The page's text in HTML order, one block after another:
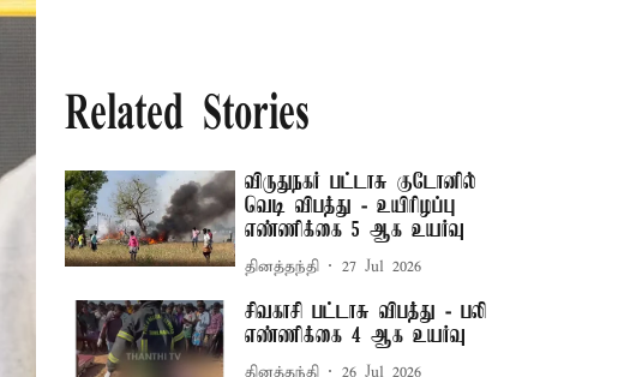
Related Stories
விருதுநகர் பட்டாசு குடோனில்
வெடி விபத்து - உயிரிழப்பு
எண்ணிக்கை 5 ஆக உயர்வு
தினத்தந்தி 27 Jul 2026
சிவகாசி பட்டாசு விபத்து - பலி
எண்ணிக்கை 4 ஆக உயர்வு
தினத்தந்தி 26 Jul 2026